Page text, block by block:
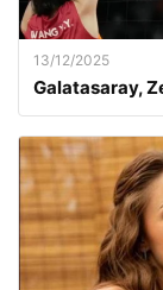
13/12/2025
Galatasaray,